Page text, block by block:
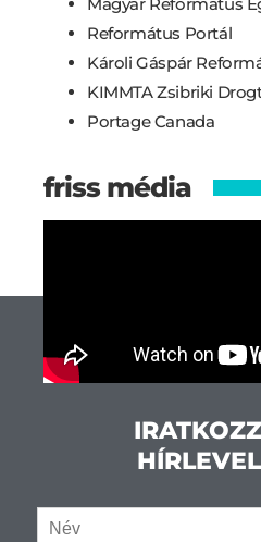
Református Portál
Károli Gáspár
KIMMTA Zsibriki
Portage Canada
friss média